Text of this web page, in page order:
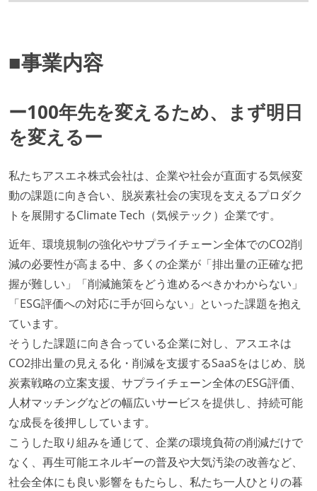
■事業内容
ー100年先を変えるため、まず明日
を変えるー
私たちアスエネ株式会社は、企業や社会が直面する気候変
動の課題に向き合い、脱炭素社会の実現を支えるプロダク
トを展開するClimate Tech（気候テック）企業です。
近年、環境規制の強化やサプライチェーン全体でのCO2削
減の必要性が高まる中、多くの企業が「排出量の正確な把
握が難しい」「削減施策をどう進めるべきかわからない」
「ESG評価への対応に手が回らない」といった課題を抱え
ています。
そうした課題に向き合っている企業に対し、アスエネは
CO2排出量の見える化・削減を支援するSaaSをはじめ、脱
炭素戦略の立案支援、サプライチェーン全体のESG評価、
人材マッチングなどの幅広いサービスを提供し、持続可能
な成長を後押ししています。
こうした取り組みを通じて、企業の環境負荷の削減だけで
なく、再生可能エネルギーの普及や大気汚染の改善など、
社会全体にも良い影響をもたらし、私たち一人ひとりの暮